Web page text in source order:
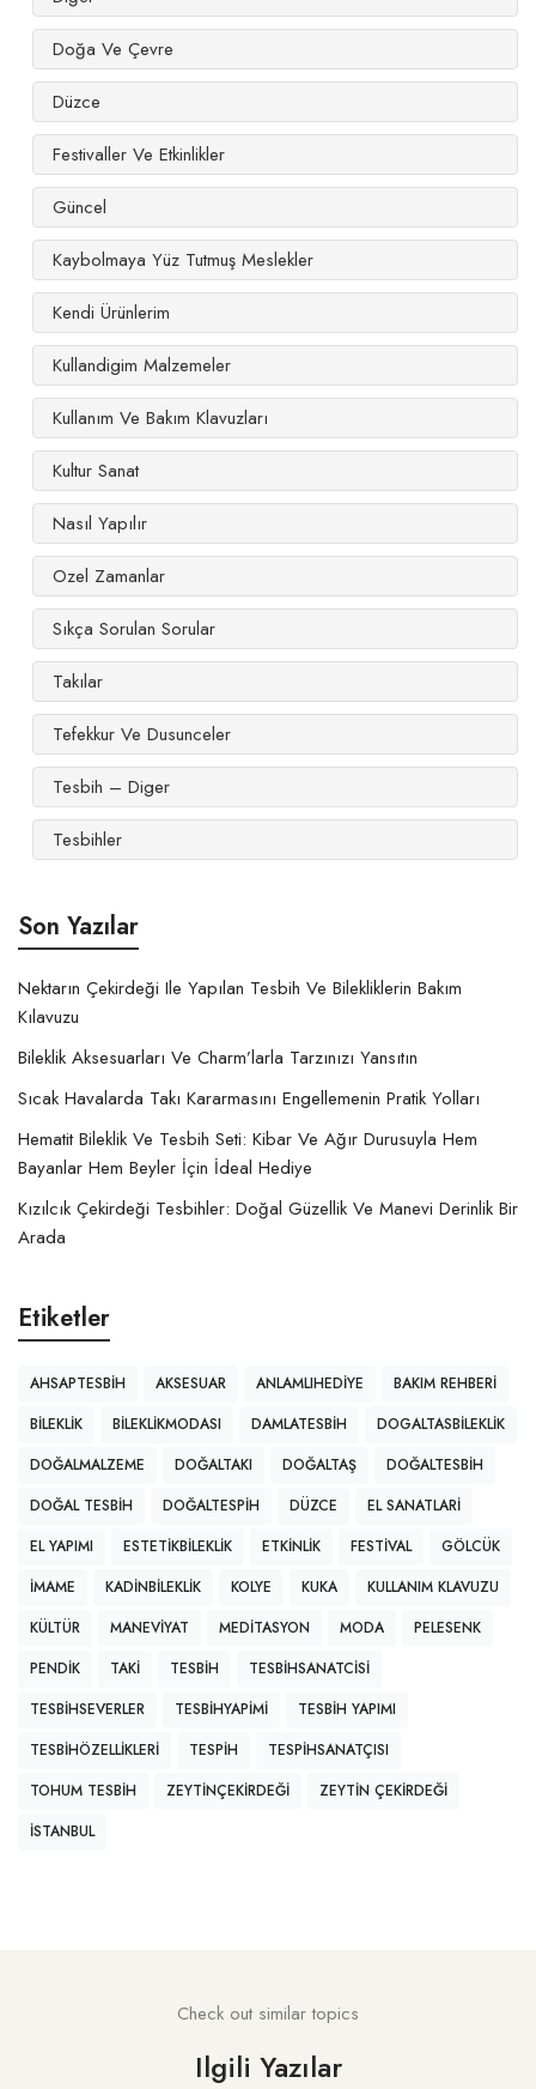
Doğa Ve Çevre
Düzce
Festivaller Ve Etkinlikler
Güncel
Kaybolmaya Yüz Tutmuş Meslekler
Kendi Ürünlerim
Kullandigim Malzemeler
Kullanım Ve Bakım Klavuzları
Kultur Sanat
Nasıl Yapılır
Ozel Zamanlar
Sıkça Sorulan Sorular
Takılar
Tefekkur Ve Dusunceler
Tesbih – Diger
Tesbihler
Son Yazılar
Nektarın Çekirdeği Ile Yapılan Tesbih Ve Bilekliklerin Bakım
Kılavuzu
Bileklik Aksesuarları Ve Charm’larla Tarzınızı Yansıtın
Sıcak Havalarda Takı Kararmasını Engellemenin Pratik Yolları
Hematit Bileklik Ve Tesbih Seti: Kibar Ve Ağır Durusuyla Hem
Bayanlar Hem Beyler İçin İdeal Hediye
Kızılcık Çekirdeği Tesbihler: Doğal Güzellik Ve Manevi Derinlik Bir
Arada
Etiketler
AHSAPTESBIH AKSESUAR ANLAMLIHEDIYE
BAKIM REHBERI
BILEKLIK
BILEKLIKMODASI DAMLATESBIH
DOGALTASBILEKLIK
DOĞALMALZEME
DOĞALTAKI DOĞALTAŞ
DOĞALTESBIH
DOĞAL TESBIH
DOĞALTESPIH DÜZCE
EL SANATLARI
EL YAPIMI
ESTETIKBILEKLIK ETKINLIK FESTIVAL
GÖLCÜK
IMAME
KADINBILEKLIK KOLYE KUKA
KULLANIM KLAVUZU
KÜLTÜR
MANEVIYAT MEDITASYON MODA
PELESENK
PENDIK
TAKI TESBIH
TESBIHSANATCISI
TESBIHSEVERLER
TESBIHYAPIMI
TESBIH YAPIMI
TESBIHÖZELLIKLERI
TESPIH
TESPIHSANATÇISI
TOHUM TESBIH
ZEYTINÇEKIRDEĞI
ZEYTIN ÇEKIRDEĞI
İSTANBUL
Check out similar topics
Ilgili Yazılar